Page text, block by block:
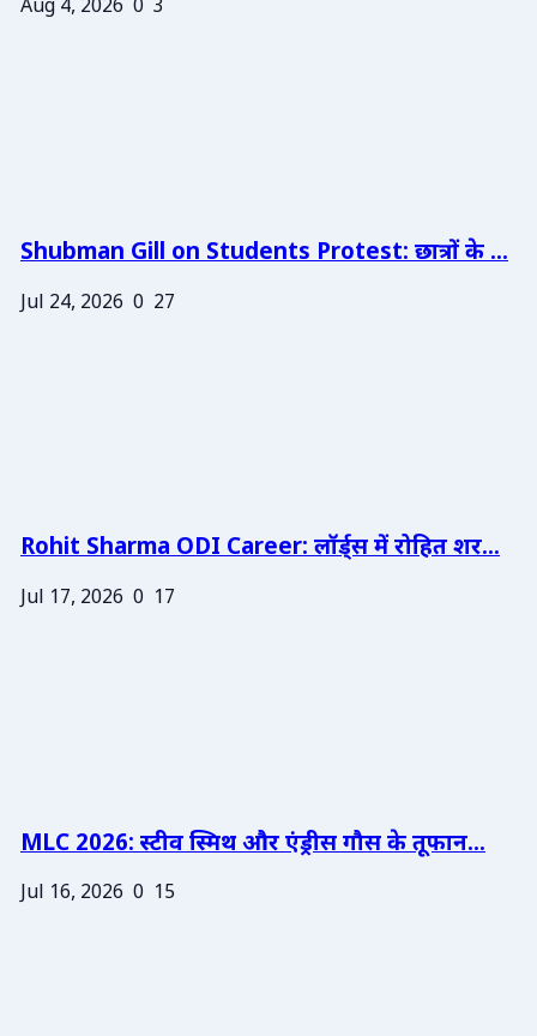
Aug 4, 2026 0 3
Shubman Gill on Students Protest: छात्रों के ...
Jul 24, 2026 0 27
Rohit Sharma ODI Career: लॉर्ड्स में रोहित शर...
Jul 17, 2026 0 17
MLC 2026: स्टीव स्मिथ और एंड्रीस गौस के तूफान...
Jul 16, 2026 0 15